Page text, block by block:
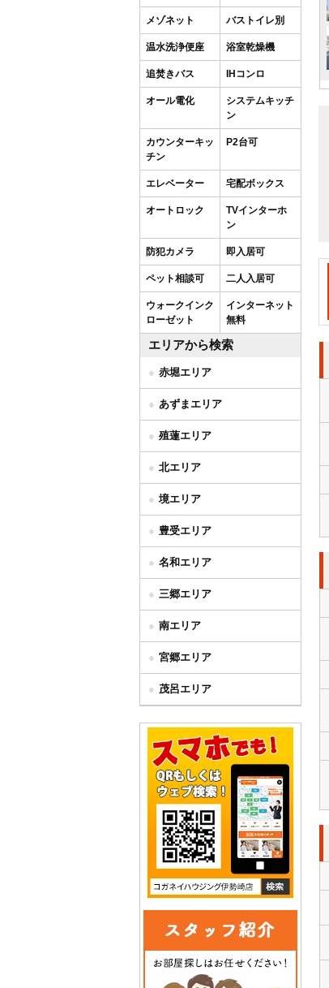
メゾネット バストイレ別
温水洗浄便座 浴室乾燥機
追焚きバス IHコンロ
オール電化
システムキッチ
ン
カウンターキッ
チン
P2台可
エレベーター 宅配ボックス
オートロック
TVインターホ
ン
防犯カメラ 即入居可
ペット相談可 二人入居可
ウォークインク
ローゼット
インターネット
無料
エリアから検索
赤堀エリア
あずまエリア
殖蓮エリア
北エリア
境エリア
豊受エリア
名和エリア
三郷エリア
南エリア
宮郷エリア
茂呂エリア